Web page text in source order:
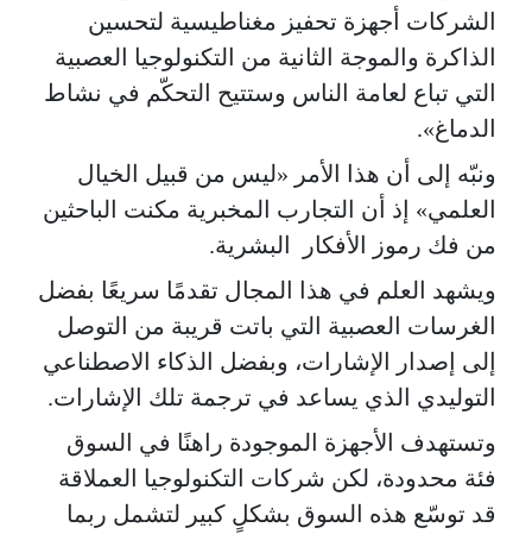
الشركات أجهزة تحفيز مغناطيسية لتحسين
الذاكرة والموجة الثانية من التكنولوجيا العصبية
التي تباع لعامة الناس وستتيح التحكّم في نشاط
الدماغ».
ونبّه إلى أن هذا الأمر «ليس من قبيل الخيال
العلمي» إذ أن التجارب المخبرية مكنت الباحثين
من فك رموز الأفكار البشرية.
ويشهد العلم في هذا المجال تقدمًا سريعًا بفضل
الغرسات العصبية التي باتت قريبة من التوصل
إلى إصدار الإشارات، وبفضل الذكاء الاصطناعي
التوليدي الذي يساعد في ترجمة تلك الإشارات.
وتستهدف الأجهزة الموجودة راهنًا في السوق
فئة محدودة، لكن شركات التكنولوجيا العملاقة
قد توسّع هذه السوق بشكلٍ كبير لتشمل ربما